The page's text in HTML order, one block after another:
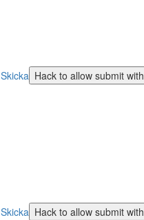
Skicka
Skicka